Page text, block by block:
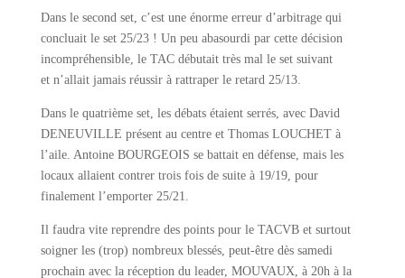
Dans le second set, c’est une énorme erreur d’arbitrage qui
concluait le set 25/23 ! Un peu abasourdi par cette décision
incompréhensible, le TAC débutait très mal le set suivant
et n’allait jamais réussir à rattraper le retard 25/13.
Dans le quatrième set, les débats étaient serrés, avec David
DENEUVILLE présent au centre et Thomas LOUCHET à
l’aile. Antoine BOURGEOIS se battait en défense, mais les
locaux allaient contrer trois fois de suite à 19/19, pour
finalement l’emporter 25/21.
Il faudra vite reprendre des points pour le TACVB et surtout
soigner les (trop) nombreux blessés, peut-être dès samedi
prochain avec la réception du leader, MOUVAUX, à 20h à la